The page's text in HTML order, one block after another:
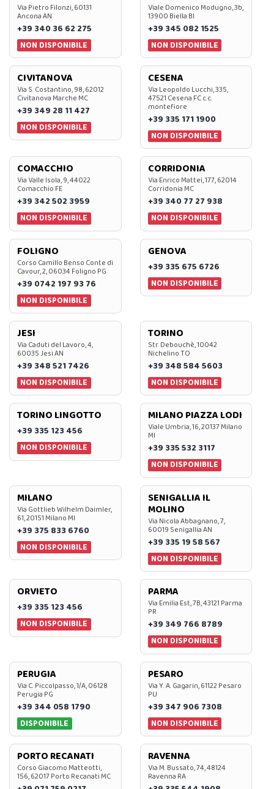
Via Pietro Filonzi, 60131
Ancona AN
+39 340 36 62 275
NON DISPONIBILE
Viale Domenico Modugno, 3b,
13900 Biella BI
+39 345 082 1525
NON DISPONIBILE
CIVITANOVA
Via S. Costantino, 98, 62012
Civitanova Marche MC
+39 349 28 11 427
NON DISPONIBILE
CESENA
Via Leopoldo Lucchi, 335,
47521 Cesena FC c.c.
montefiore
+39 335 171 1900
NON DISPONIBILE
COMACCHIO
Via Valle Isola, 9, 44022
Comacchio FE
+39 342 502 3959
NON DISPONIBILE
CORRIDONIA
Via Enrico Mattei, 177, 62014
Corridonia MC
+39 340 77 27 938
NON DISPONIBILE
FOLIGNO
Corso Camillo Benso Conte di
Cavour, 2, 06034 Foligno PG
+39 0742 197 93 76
NON DISPONIBILE
GENOVA
+39 335 675 6726
NON DISPONIBILE
JESI
Via Caduti del Lavoro, 4,
60035 Jesi AN
+39 348 521 7426
NON DISPONIBILE
TORINO
Str. Debouchè, 10042
Nichelino TO
+39 348 584 5603
NON DISPONIBILE
TORINO LINGOTTO
+39 335 123 456
NON DISPONIBILE
MILANO PIAZZA LODI
Viale Umbria, 16, 20137 Milano
MI
+39 335 532 3117
NON DISPONIBILE
MILANO
Via Gottlieb Wilhelm Daimler,
61, 20151 Milano MI
+39 375 833 6760
NON DISPONIBILE
SENIGALLIA IL
MOLINO
Via Nicola Abbagnano, 7,
60019 Senigallia AN
+39 335 19 58 567
NON DISPONIBILE
ORVIETO
+39 335 123 456
NON DISPONIBILE
PARMA
Via Emilia Est, 7B, 43121 Parma
PR
+39 349 766 8789
NON DISPONIBILE
PERUGIA
Via C. Piccolpasso, 1/A, 06128
Perugia PG
+39 344 058 1790
DISPONIBILE
PESARO
Via Y. A. Gagarin, 61122 Pesaro
PU
+39 347 906 7308
NON DISPONIBILE
PORTO RECANATI
Corso Giacomo Matteotti,
156, 62017 Porto Recanati MC
RAVENNA
Via M. Bussato, 74, 48124
Ravenna RA